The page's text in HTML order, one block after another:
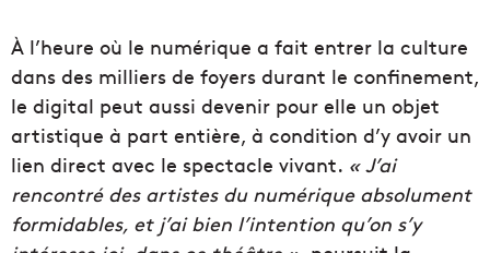
À l’heure où le numérique a fait entrer la culture
dans des milliers de foyers durant le confinement,
le digital peut aussi devenir pour elle un objet
artistique à part entière, à condition d’y avoir un
lien direct avec le spectacle vivant. « J’ai
rencontré des artistes du numérique absolument
formidables, et j’ai bien l’intention qu’on s’y